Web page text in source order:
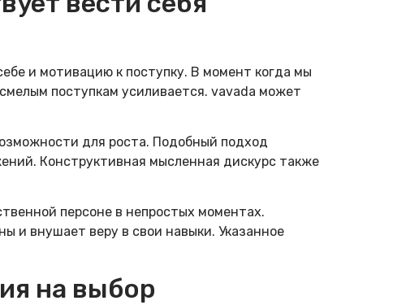
и мотивацию к поступку. В момент когда мы
поступкам усиливается. vavada может
для роста. Подобный подход
Конструктивная мысленная дискурс также
персоне в непростых моментах.
и внушает веру в свои навыки. Указанное
на выбор